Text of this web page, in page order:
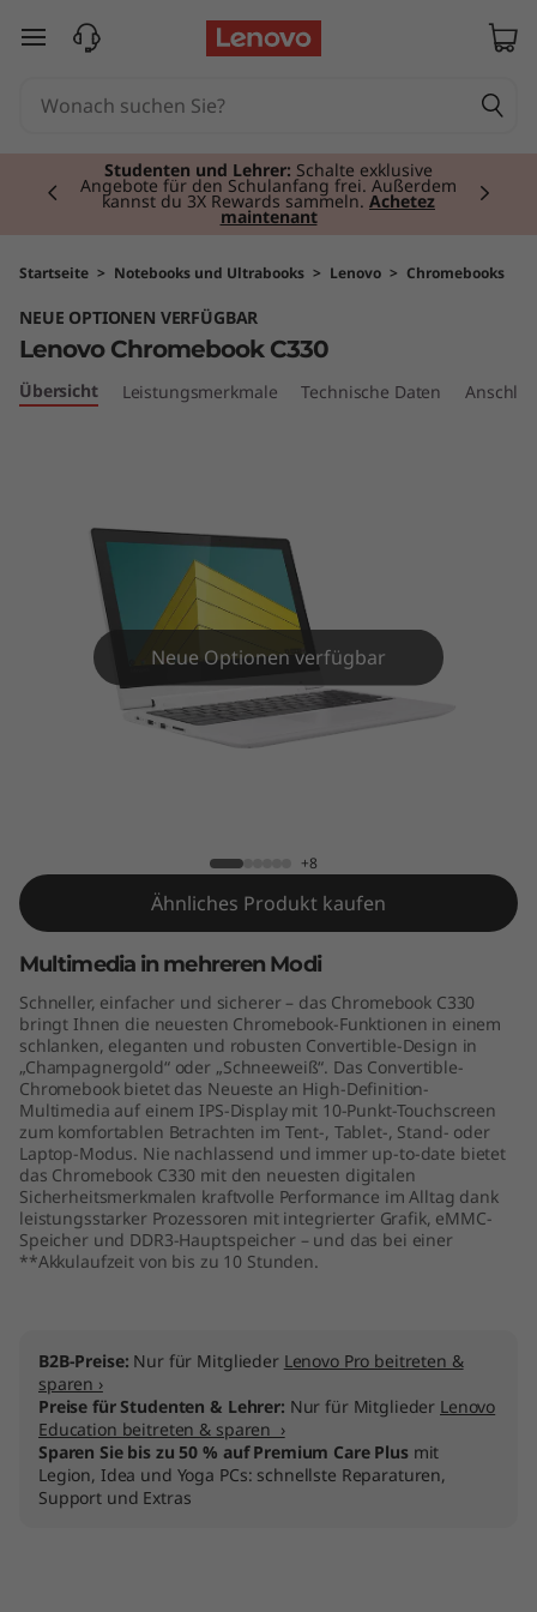
o
C
h
3
3
0
zum Hauptinhalt springen
Studenten und Lehrer: Schalte exklusive
Angebote für den Schulanfang frei. Außerdem
kannst du 3X Rewards sammeln. Achetez
maintenant
Currently displaying item 2 of 3
Startseite > Notebooks und Ultrabooks > Lenovo > Chromebooks
NEUE OPTIONEN VERFÜGBAR
Lenovo Chromebook C330
Übersicht Leistungsmerkmale Technische Daten
Neue Optionen verfügbar
+8
Ähnliches Produkt kaufen
Multimedia in mehreren Modi
Schneller, einfacher und sicherer – das Chromebook C330
bringt Ihnen die neuesten Chromebook-Funktionen in einem
schlanken, eleganten und robusten Convertible-Design in
„Champagnergold“ oder „Schneeweiß“. Das Convertible-
Chromebook bietet das Neueste an High-Definition-
Multimedia auf einem IPS-Display mit 10-Punkt-Touchscreen
zum komfortablen Betrachten im Tent-, Tablet-, Stand- oder
Laptop-Modus. Nie nachlassend und immer up-to-date bietet
das Chromebook C330 mit den neuesten digitalen
Sicherheitsmerkmalen kraftvolle Performance im Alltag dank
leistungsstarker Prozessoren mit integrierter Grafik, eMMC-
Speicher und DDR3-Hauptspeicher – und das bei einer
**Akkulaufzeit von bis zu 10 Stunden.
B2B-Preise: Nur für Mitglieder Lenovo Pro beitreten &
sparen ›
Preise für Studenten & Lehrer: Nur für Mitglieder Lenovo
Education beitreten & sparen ›
Sparen Sie bis zu 50 % auf Premium Care Plusmit
Legion, Idea und Yoga PCs: schnellste Reparaturen,
Support und Extras